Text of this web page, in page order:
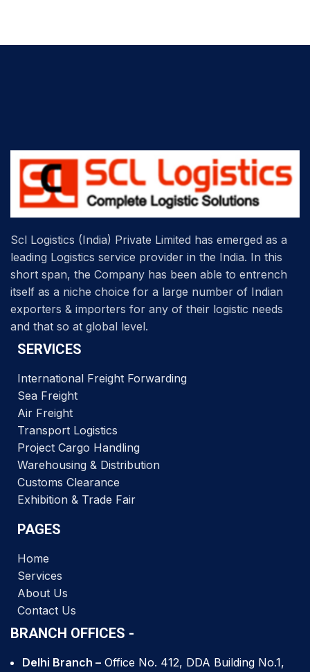
Scl Logistics (India) Private Limited has emerged as a
leading Logistics service provider in the India. In this
short span, the Company has been able to entrench
itself as a niche choice for a large number of Indian
exporters & importers for any of their logistic needs
and that so at global level.
SERVICES
International Freight Forwarding
Sea Freight
Air Freight
Transport Logistics
Project Cargo Handling
Warehousing & Distribution
Customs Clearance
Exhibition & Trade Fair
PAGES
Home
Services
About Us
Contact Us
BRANCH OFFICES -
Delhi Branch – Office No. 412, DDA Building No.1,